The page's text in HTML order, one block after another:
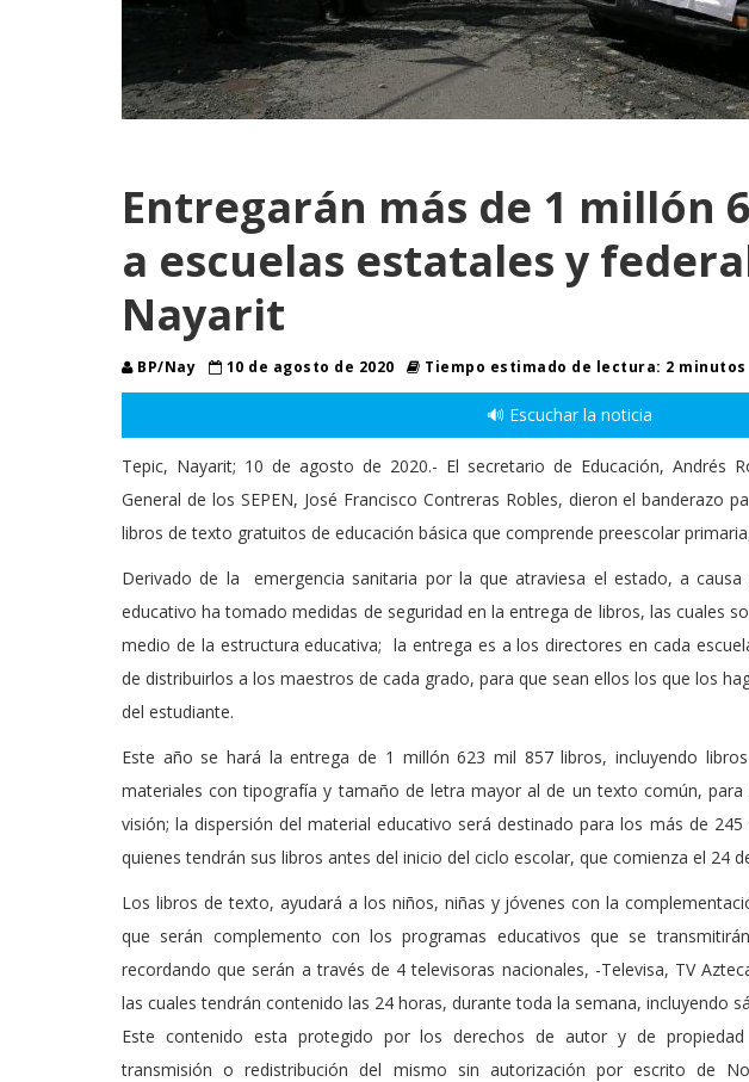
Entregarán más de 1 millón
a escuelas estatales y
Nayarit
BP/Nay 10 de agosto de 2020 Tiempo estimado de lectura: 2 minutos
🔊 Escuchar la noticia
Tepic, Nayarit; 10 de agosto de 2020.- El secretario de Educación, Andrés
General de los SEPEN, José Francisco Contreras Robles, dieron el banderazo
libros de texto gratuitos de educación básica que comprende preescolar
Derivado de la emergencia sanitaria por la que atraviesa el estado, a
educativo ha tomado medidas de seguridad en la entrega de libros, las cuales
medio de la estructura educativa; la entrega es a los directores en cada
de distribuirlos a los maestros de cada grado, para que sean ellos los que los
del estudiante.
Este año se hará la entrega de 1 millón 623 mil 857 libros, incluyendo
materiales con tipografía y tamaño de letra mayor al de un texto común,
visión; la dispersión del material educativo será destinado para los más de
quienes tendrán sus libros antes del inicio del ciclo escolar, que comienza el 24
Los libros de texto, ayudará a los niños, niñas y jóvenes con la
que serán complemento con los programas educativos que se
recordando que serán a través de 4 televisoras nacionales, -Televisa, TV
las cuales tendrán contenido las 24 horas, durante toda la semana, incluyendo
Este contenido esta protegido por los derechos de autor y de
transmisión o redistribución del mismo sin autorización por escrito de